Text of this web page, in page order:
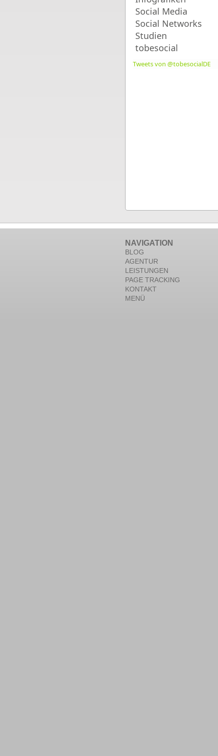
Social Media
Social Networks
Studien
tobesocial
Tweets von @tobesocialDE
NAVIGATION
BLOG
AGENTUR
LEISTUNGEN
PAGE TRACKING
KONTAKT
MENÜ